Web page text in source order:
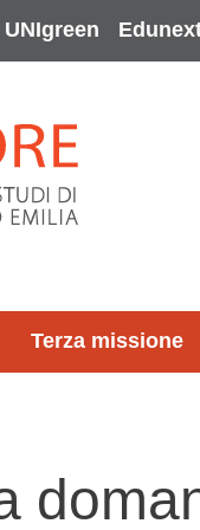
UNIgreen
Terza missione